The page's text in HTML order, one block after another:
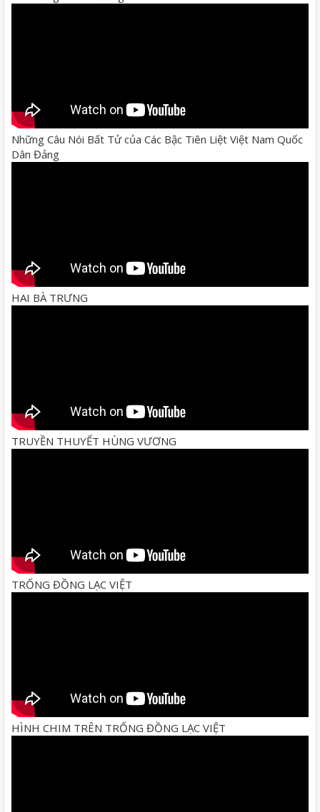
Những Câu Nói Bất Tử của Các Bậc Tiên Liệt Việt Nam Quốc
Dân Đảng
HAI BÀ TRƯNG
TRUYỀN THUYẾT HÙNG VƯƠNG
TRỐNG ĐỒNG LẠC VIỆT
HÌNH CHIM TRÊN TRỐNG ĐỒNG LẠC VIỆT